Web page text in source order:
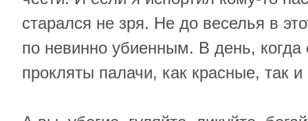
старался не зря. Не до веселья в
по невинно убиенным. В день,
прокляты палачи, как красные, так